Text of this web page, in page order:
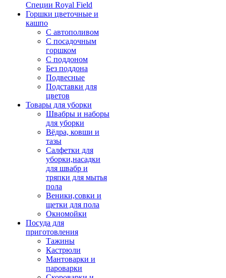
Специи Royal Field
Горшки цветочные и
кашпо
С автополивом
С посадочным
горшком
С поддоном
Без поддона
Подвесные
Подставки для
цветов
Товары для уборки
Швабры и наборы
для уборки
Вёдра, ковши и
тазы
Салфетки для
уборки,насадки
для швабр и
тряпки для мытья
пола
Веники,совки и
щетки для пола
Окномойки
Посуда для
приготовления
Тажины
Кастрюли
Мантоварки и
пароварки